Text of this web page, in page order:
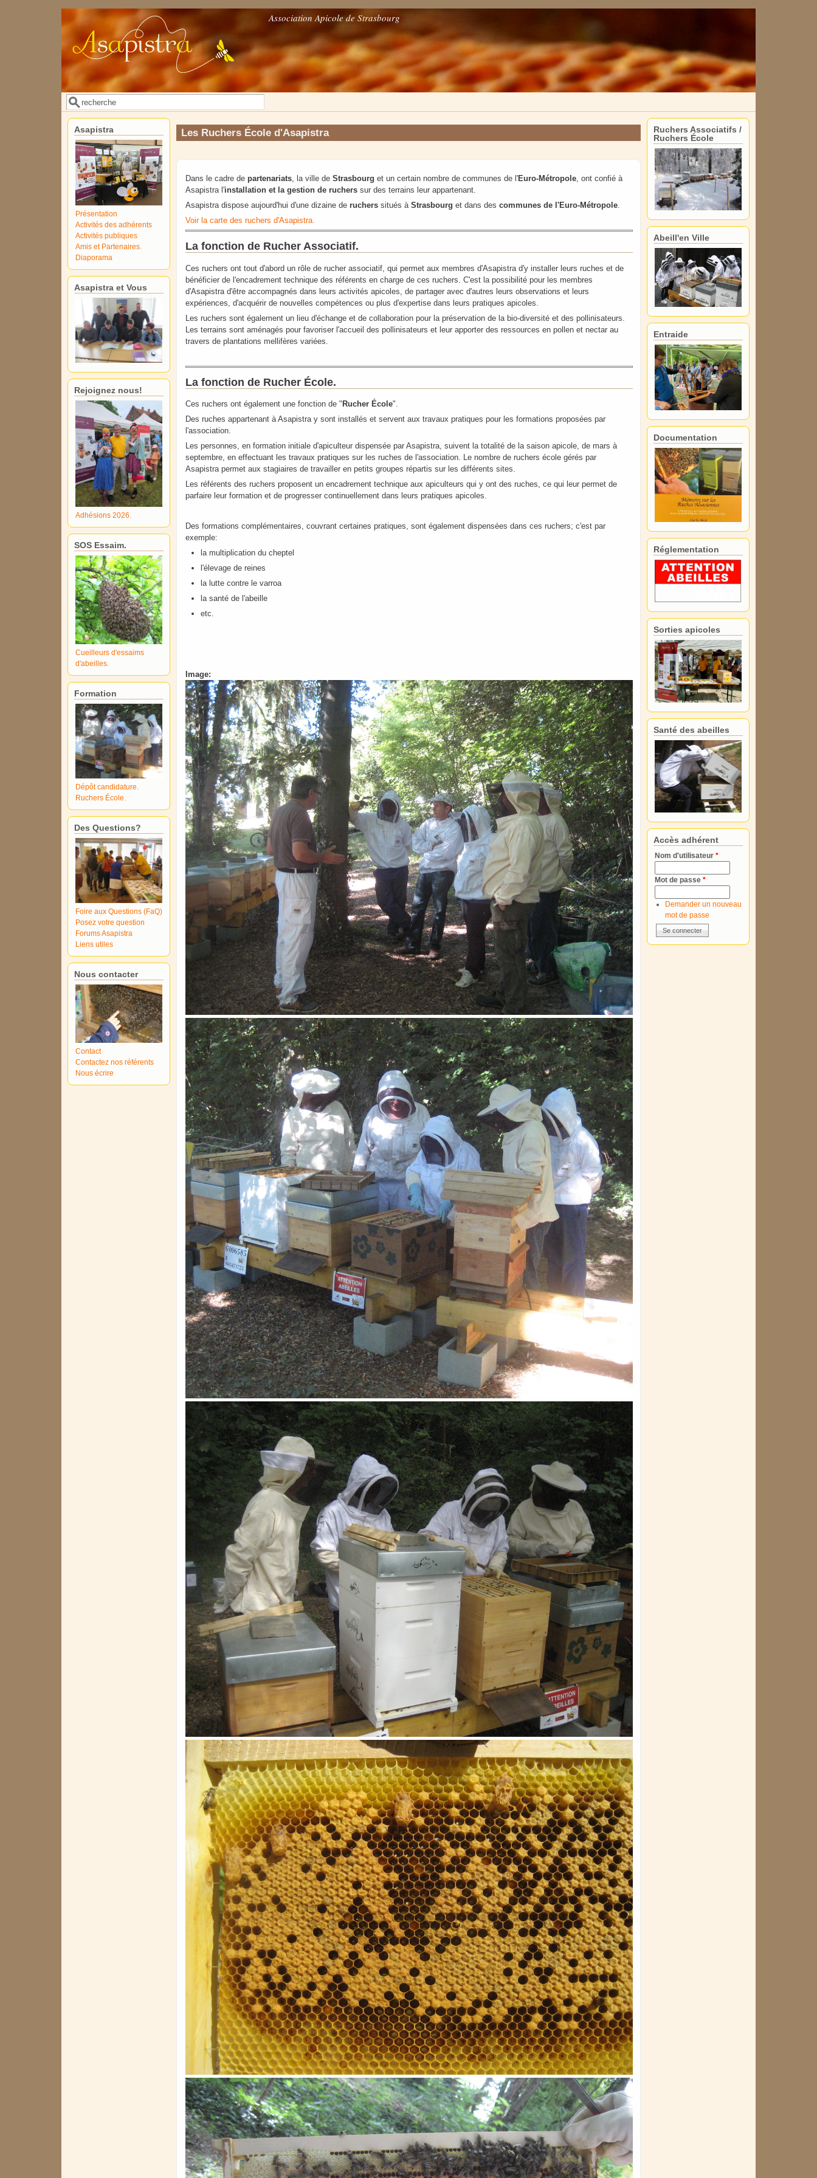
Association Apicole de Strasbourg
Formulaire de recherche
Rechercher
Les Ruchers École d'Asapistra
Dans le cadre de partenariats, la ville deStrasbourg et un certain nombre de communes de l'Euro-Métropole, ont confié à
Asapistra l'installation et la gestion de ruchers sur des terrains leur appartenant.
Asapistra dispose aujourd'hui d'une dizaine de ruchers situés àStrasbourg et dans descommunes de l'Euro-Métropole.
Voir la carte des ruchers d'Asapistra.
La fonction de Rucher Associatif.
Ces ruchers ont tout d'abord un rôle de rucher associatif, qui permet aux membres d'Asapistra d'y installer leurs ruches et de
bénéficier de l'encadrement technique des référents en charge de ces ruchers. C'est la possibilité pour les membres
d'Asapistra d'être accompagnés dans leurs activités apicoles, de partager avec d'autres leurs observations et leurs
expériences, d'acquérir de nouvelles compétences ou plus d'expertise dans leurs pratiques apicoles.
Les ruchers sont également un lieu d'échange et de collaboration pour la préservation de la bio-diversité et des pollinisateurs.
Les terrains sont aménagés pour favoriser l'accueil des pollinisateurs et leur apporter des ressources en pollen et nectar au
travers de plantations mellifères variées.
La fonction de Rucher École.
Ces ruchers ont également une fonction de "Rucher École".
Des ruches appartenant à Asapistra y sont installés et servent aux travaux pratiques pour les formations proposées par
l'association.
Les personnes, en formation initiale d'apiculteur dispensée par Asapistra, suivent la totalité de la saison apicole, de mars à
septembre, en effectuant les travaux pratiques sur les ruches de l'association. Le nombre de ruchers école gérés par
Asapistra permet aux stagiaires de travailler en petits groupes répartis sur les différents sites.
Les référents des ruchers proposent un encadrement technique aux apiculteurs qui y ont des ruches, ce qui leur permet de
parfaire leur formation et de progresser continuellement dans leurs pratiques apicoles.
Des formations complémentaires, couvrant certaines pratiques, sont également dispensées dans ces ruchers; c'est par
exemple:
la multiplication du cheptel
l'élevage de reines
la lutte contre le varroa
la santé de l'abeille
etc.
Image:
Asapistra
Présentation
Activités des adhérents
Activités publiques
Amis et Partenaires.
Diaporama
Asapistra et Vous
Rejoignez nous!
Adhésions 2026.
SOS Essaim.
Cueilleurs d'essaims
d'abeilles.
Formation
Dépôt candidature.
Ruchers École.
Des Questions?
Foire aux Questions (FaQ)
Posez votre question
Forums Asapistra
Liens utiles
Nous contacter
Contact
Contactez nos référents
Nous écrire
Ruchers Associatifs /
Ruchers École
Abeill'en Ville
Entraide
Documentation
Réglementation
Sorties apicoles
Santé des abeilles
Accès adhérent
Nom d'utilisateur *
Mot de passe *
Demander un nouveau
mot de passe